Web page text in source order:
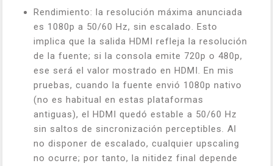
Rendimiento: la resolución máxima anunciada
es 1080p a 50/60 Hz, sin escalado. Esto
implica que la salida HDMI refleja la resolución
de la fuente; si la consola emite 720p o 480p,
ese será el valor mostrado en HDMI. En mis
pruebas, cuando la fuente envió 1080p nativo
(no es habitual en estas plataformas
antiguas), el HDMI quedó estable a 50/60 Hz
sin saltos de sincronización perceptibles. Al
no disponer de escalado, cualquier upscaling
no ocurre; por tanto, la nitidez final depende